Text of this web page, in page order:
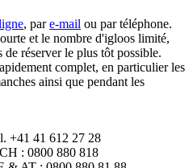
, pare-mail ou par téléphone.
et le nombre d'igloos limité,
réserver le plus tôt possible.
complet, en particulier les
ainsi que pendant les
+41 41 612 27 28
: 0800 880 818